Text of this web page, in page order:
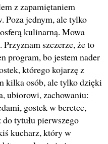
z zapamiętaniem
jednym, ale tylko
kulinarną. Mowa
szczerze, że to
program, bo jestem nader
którego kojarzę z
kilka osób, ale tylko dzięki
ubiorowi, zachowaniu:
gostek w beretce,
tytułu pierwszego
kucharz, który w